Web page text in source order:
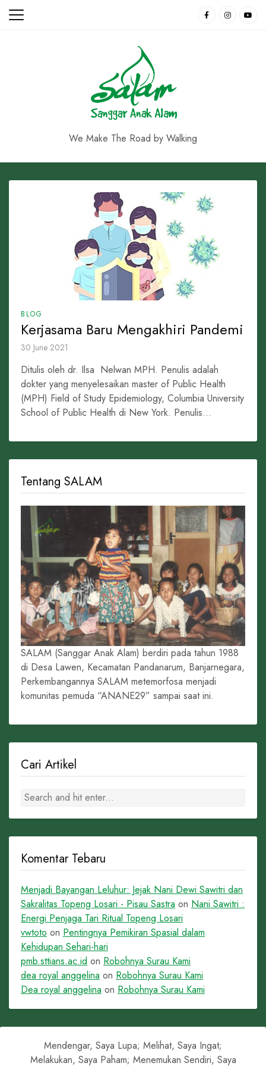
Skip
We Make The Road by Walking
BLOG
Kerjasama Baru Mengakhiri Pandemi
30 June 2021
Ditulis oleh dr. Ilsa Nelwan MPH. Penulis adalah
dokter yang menyelesaikan master of Public Health
(MPH) Field of Study Epidemiology, Columbia University
School of Public Health di New York. Penulis...
Tentang SALAM
SALAM (Sanggar Anak Alam) berdiri pada tahun 1988
di Desa Lawen, Kecamatan Pandanarum, Banjarnegara,
Perkembangannya SALAM metemorfosa menjadi
komunitas pemuda “ANANE29” sampai saat ini.
Cari Artikel
Komentar Tebaru
Menjadi Bayangan Leluhur: Jejak Nani Dewi Sawitri dan
Sakralitas Topeng Losari - Pisau Sastra on Nani Sawitri :
Energi Penjaga Tari Ritual Topeng Losari
vwtoto on Pentingnya Pemikiran Spasial dalam
Kehidupan Sehari-hari
pmb.sttians.ac.id on Robohnya Surau Kami
dea royal anggelina on Robohnya Surau Kami
Dea royal anggelina on Robohnya Surau Kami
Mendengar, Saya Lupa; Melihat, Saya Ingat;
Melakukan, Saya Paham; Menemukan Sendiri, Saya